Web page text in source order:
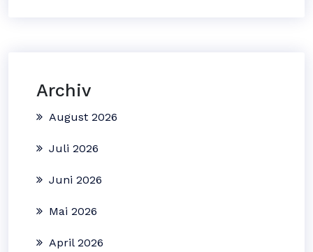
Archiv
August 2026
Juli 2026
Juni 2026
Mai 2026
April 2026